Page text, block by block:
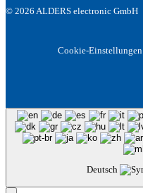
© 2026 ALDERS electronic GmbH
Cookie-Einstellungen
Deutsch